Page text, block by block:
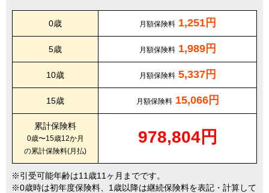
0歳 月額保険料 1,251円
5歳 月額保険料 1,989円
10歳 月額保険料 5,337円
15歳 月額保険料 15,066円
累計保険料
0歳〜15歳12か月
の累計保険料(月払)
978,804円
引受可能年齢は11歳11ヶ月までです。
0歳時は初年度保険料、1歳以降は継続保険料を表記・計算して